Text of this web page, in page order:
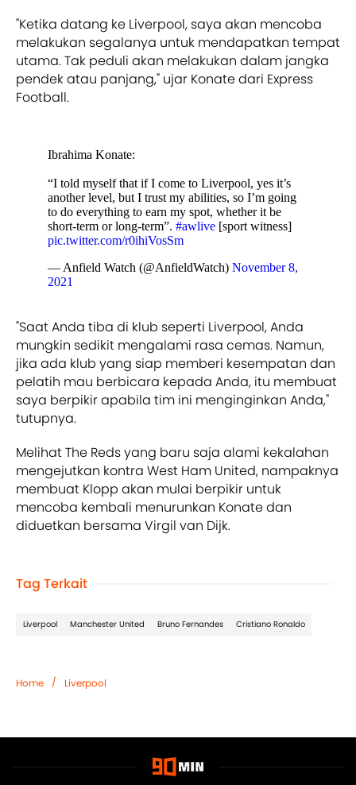
"Ketika datang ke Liverpool, saya akan mencoba
melakukan segalanya untuk mendapatkan tempat
utama. Tak peduli akan melakukan dalam jangka
pendek atau panjang," ujar Konate dari Express
Football.
Ibrahima Konate:
“I told myself that if I come to Liverpool, yes it’s
another level, but I trust my abilities, so I’m going
to do everything to earn my spot, whether it be
short-term or long-term”. #awlive [sport witness]
pic.twitter.com/r0ihiVosSm
— Anfield Watch (@AnfieldWatch) November 8,
2021
"Saat Anda tiba di klub seperti Liverpool, Anda
mungkin sedikit mengalami rasa cemas. Namun,
jika ada klub yang siap memberi kesempatan dan
pelatih mau berbicara kepada Anda, itu membuat
saya berpikir apabila tim ini menginginkan Anda,"
tutupnya.
Melihat The Reds yang baru saja alami kekalahan
mengejutkan kontra West Ham United, nampaknya
membuat Klopp akan mulai berpikir untuk
mencoba kembali menurunkan Konate dan
diduetkan bersama Virgil van Dijk.
Tag Terkait
Liverpool Manchester United Bruno Fernandes Cristiano Ronaldo
Home / Liverpool